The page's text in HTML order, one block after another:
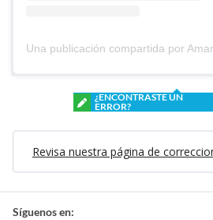
¿ENCONTRASTE UN
ERROR?
Revisa nuestra página de
Síguenos en: